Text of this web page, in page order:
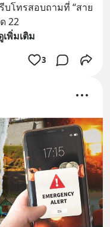
บโทรสอบถามที่ “สาย
22
เพิ่มเติม
3